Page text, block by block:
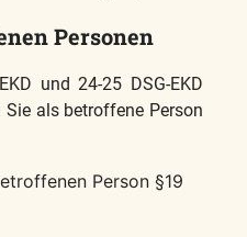
Personen
und 24-25 DSG-EKD
Sie als betroffene Person
Person §19